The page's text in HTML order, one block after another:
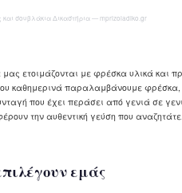
και σουβλάκια Δικαστήρια — mprizoladiko.gr
μας ετοιμάζονται με φρέσκα υλικά και
καθημερινά παραλαμβάνουμε
που έχει περάσει από γενιά σε
την αυθεντική γεύση που αναζητάτε.
εμάς